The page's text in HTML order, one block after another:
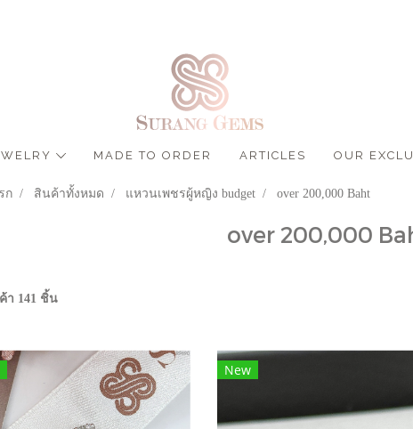
MADE TO ORDER ARTICLES OUR
ก สินค้าทั้งหมด แหวนเพชรผู้หญิง budget over 200,000 Baht
over 200,000
า 141 ชิ้น
New